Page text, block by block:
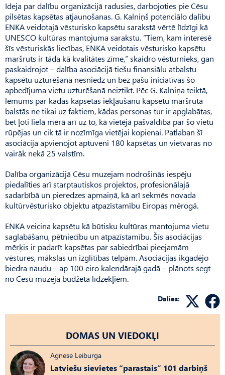
Ideja par dalību organizācijā radusies, darbojoties pie Cēsu
pilsētas kapsētas atjaunošanas. G. Kalniņš potenciālo dalību
ENKA veidotajā vēsturisko kapsētu sarakstā vērtē līdzīgi kā
UNESCO kultūras mantojuma sarakstu. “Tiem, kam interesē
šīs vēsturiskās liecības, ENKA veidotais vēsturisko kapsētu
maršruts ir tāda kā kvalitātes zīme,” skaidro vēsturnieks, gan
paskaidrojot – dalība asociācijā tiešu finansiālu atbalstu
kapsētu uzturēšanā nesniedz un bez pašu iniciatīvas šo
apbedījuma vietu uzturēšanā neiztikt. Pēc G. Kalniņa teiktā,
lēmums par kādas kapsētas iekļaušanu kapsētu maršrutā
balstās ne tikai uz faktiem, kādas personas tur ir apglabātas,
bet ļoti lielā mērā arī uz to, kā vietējā pašvaldība par šo vietu
rūpējas un cik tā ir nozīmīga vietējai kopienai. Patlaban šī
asociācija apvienojot aptuveni 180 kapsētas un vietvaras no
vairāk nekā 25 valstīm.
Dalība organizācijā Cēsu muzejam nodrošinās iespēju
piedalīties arī starptautiskos projektos, profesionālajā
sadarbībā un pieredzes apmaiņā, kā arī sekmēs novada
kultūrvēsturisko objektu atpazīstamību Eiropas mērogā.
ENKA veicina kapsētu kā būtisku kultūras mantojuma vietu
saglabāšanu, pētniecību un atpazīstamību. Šīs asociācijas
mērķis ir padarīt kapsētas par sabiedrībai pieejamām
vēstures, mākslas un izglītības telpām. Asociācijas ikgadējo
biedra naudu – ap 100 eiro kalendārajā gadā – plānots segt
no Cēsu muzeja budžeta līdzekļiem.
Dalies:
DOMAS UN VIEDOKĻI
Agnese Leiburga
Latviešu sievietes “parastais” 101 darbiņš